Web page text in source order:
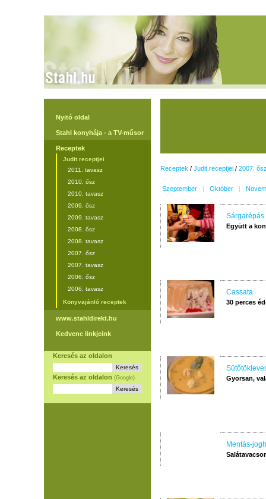
Nyitó oldal
Stahl konyhája - a TV-műsor
Receptek
Judit receptjei
2011. tavasz
2010. ősz
2010. tavasz
2009. ősz
2009. tavasz
2008. ősz
2008. tavasz
2007. ősz
2007. tavasz
2006. ősz
2006. tavasz
Könyvajánló receptek
www.stahldirekt.hu
Kedvenc linkjeink
Keresés az oldalon
Keresés az oldalon (Google)
Receptek / Judit receptjei/ 2007.
Szeptember | Október |
Sárgarépás
Együtt a
Cassata
30 perces
Gyorsan,
Mentás-